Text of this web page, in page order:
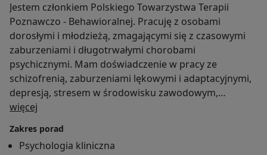
Jestem członkiem Polskiego Towarzystwa Terapii
Poznawczo - Behawioralnej. Pracuję z osobami
dorosłymi i młodzieżą, zmagającymi się z czasowymi
zaburzeniami i długotrwałymi chorobami
psychicznymi. Mam doświadczenie w pracy ze
schizofrenią, zaburzeniami lękowymi i adaptacyjnymi,
depresją, stresem w środowisku zawodowym,
trudnościami związanymi z okresem dojrzewania.
prowadzę także grupy wsparcia i psychoedukację dla
rodziców nastolatków.
więcej
Zakres porad
Psychologia kliniczna